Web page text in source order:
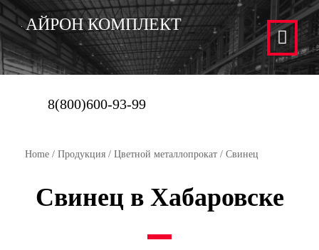
АЙРОН КОМПЛЕКТ
8(800)600-93-99
Home / Продукция / Цветной металлопрокат / Свинец
Свинец в Хабаровске